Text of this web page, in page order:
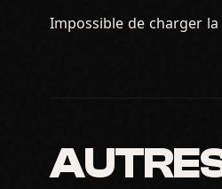
Impossible de charger